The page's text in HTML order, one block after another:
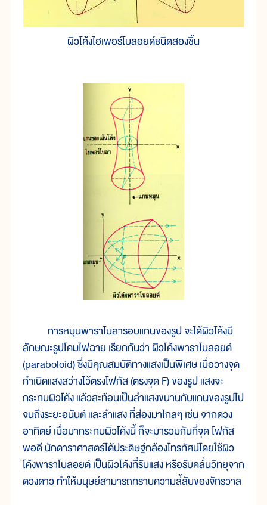
ผิวโค้งไฮเพอร์โบลอยด์ชนิดสองชิ้น
การหมุนพาราโบลารอบแกนของรูป จะได้ผิวโค้งมี
ลักษณะรูปโคมไฟฉาย เรียกกันว่า ผิวโค้งพาราโบลอยด์
(paraboloid) ซึ่งมีคุณสมบัติทางแสงเป็นพิเศษ เมื่อวางจุด
กำเนิดแสงสว่างไว้ตรงโฟกัส (ตรงจุด F) ของรูป แสงจะ
กระทบผิวโค้ง แล้วสะท้อนเป็นลำแสงขนานกับแกนของรูปไป
จนถึงระยะอนันต์ และลำแสง ที่ส่องมาไกลๆ เช่น จากดวง
อาทิตย์ เมื่อมากระทบผิวโค้งนี้ ก็จะมารวมกันที่จุด โฟกัส
พอดี นักดาราศาสตร์ได้ประดิษฐ์กล้องโทรทัศน์โดยใช้ผิว
โค้งพาราโบลอยด์ เป็นผิวโค้งที่รับแสง หรือรับคลื่นวิทยุจาก
ดวงดาว ทำให้มนุษย์สามารถทราบความลี้ลับของจักรวาล